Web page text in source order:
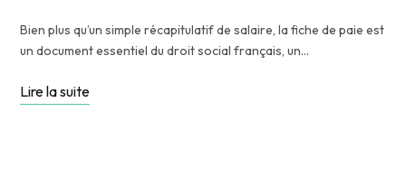
Bien plus qu’un simple récapitulatif de salaire, la fiche de paie est
un document essentiel du droit social français, un…
Lire la suite